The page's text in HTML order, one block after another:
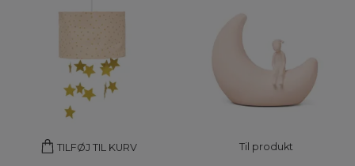
TILFØJ TIL KURV Til produkt